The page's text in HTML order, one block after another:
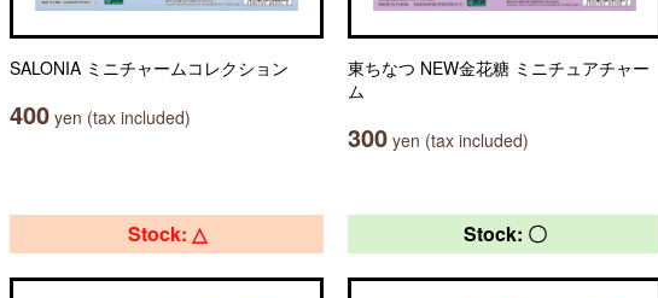
SALONIA ミニチャームコレクション
400 yen (tax included)
東ちなつ NEW金花糖 ミニチュアチャー
ム
300 yen (tax included)
Stock: △ Stock: 〇